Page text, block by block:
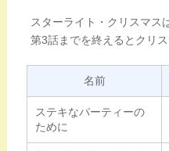
スターライト・クリスマス
第3話までを終えるとクリ
名前
ステキなパーティーの
ために